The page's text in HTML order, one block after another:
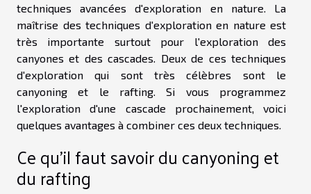
techniques avancées d'exploration en nature. La
maîtrise des techniques d'exploration en nature est
très importante surtout pour l'exploration des
canyones et des cascades. Deux de ces techniques
d'exploration qui sont très célèbres sont le
canyoning et le rafting. Si vous programmez
l'exploration d'une cascade prochainement, voici
quelques avantages à combiner ces deux techniques.
Ce qu'il faut savoir du canyoning et
du rafting